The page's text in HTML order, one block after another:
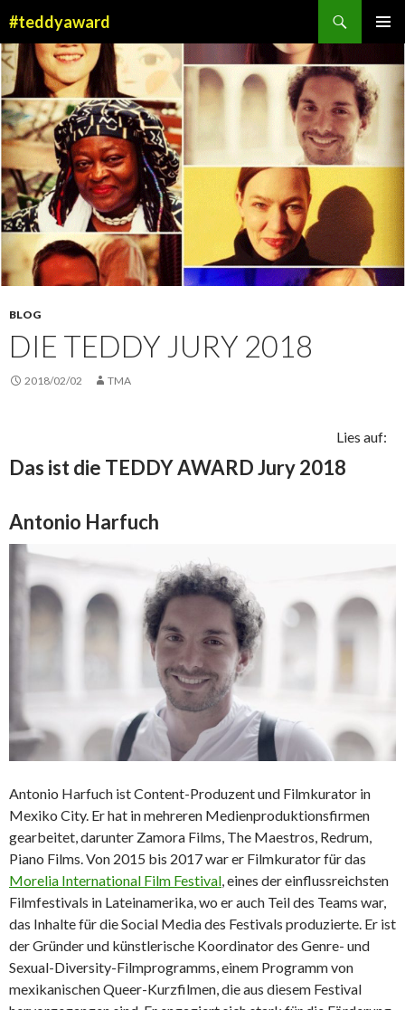
#teddyaward
MENÜ
INHALT
SPRINGEN
BLOG
DIE TEDDY JURY 2018
2018/02/02 TMA
Lies auf:
Das ist die TEDDY AWARD Jury 2018
Antonio Harfuch
Antonio Harfuch ist Content-Produzent und Filmkurator in
Mexiko City. Er hat in mehreren Medienproduktionsfirmen
gearbeitet, darunter Zamora Films, The Maestros, Redrum,
Piano Films. Von 2015 bis 2017 war er Filmkurator für das
Morelia International Film Festival, eines der einflussreichsten
Filmfestivals in Lateinamerika, wo er auch Teil des Teams war,
das Inhalte für die Social Media des Festivals produzierte. Er ist
der Gründer und künstlerische Koordinator des Genre- und
Sexual-Diversity-Filmprogramms, einem Programm von
mexikanischen Queer-Kurzfilmen, die aus diesem Festival